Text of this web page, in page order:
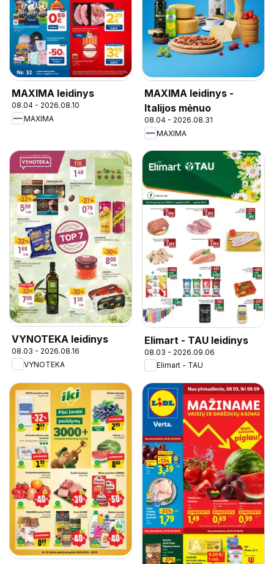
MAXIMA leidinys
08.04 - 2026.08.10
MAXIMA
MAXIMA leidinys -
Italijos mėnuo
08.04 - 2026.08.31
MAXIMA
VYNOTEKA leidinys
08.03 - 2026.08.16
VYNOTEKA
Elimart - TAU leidinys
08.03 - 2026.09.06
Elimart - TAU